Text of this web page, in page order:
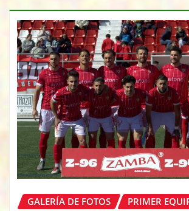
GALERÍA DE FOTOS PRIMER